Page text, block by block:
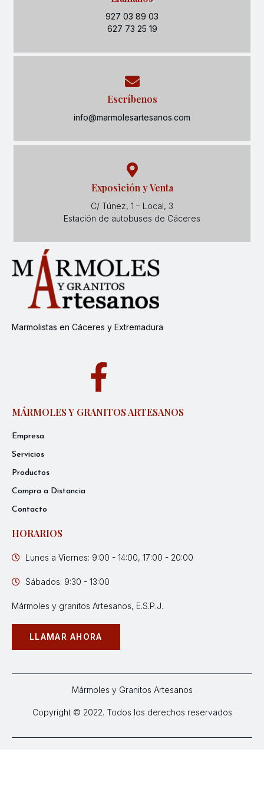
927 03 89 03
627 73 25 19
Escríbenos
info@marmolesartesanos.com
Exposición y Venta
C/ Túnez, 1 – Local, 3
Estación de autobuses de Cáceres
Marmolistas en Cáceres y Extremadura
MÁRMOLES Y GRANITOS ARTESANOS
Empresa
Servicios
Productos
Compra a Distancia
Contacto
HORARIOS
Lunes a Viernes: 9:00 - 14:00, 17:00 - 20:00
Sábados: 9:30 - 13:00
Mármoles y granitos Artesanos, E.S.P.J.
LLAMAR AHORA
Mármoles y Granitos Artesanos
Copyright © 2022. Todos los derechos reservados